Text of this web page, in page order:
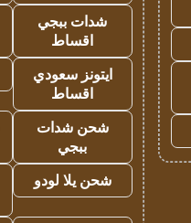
شدات ببجي
اقساط
ايتونز سعودي
اقساط
شحن شدات
ببجي
شحن يلا لودو